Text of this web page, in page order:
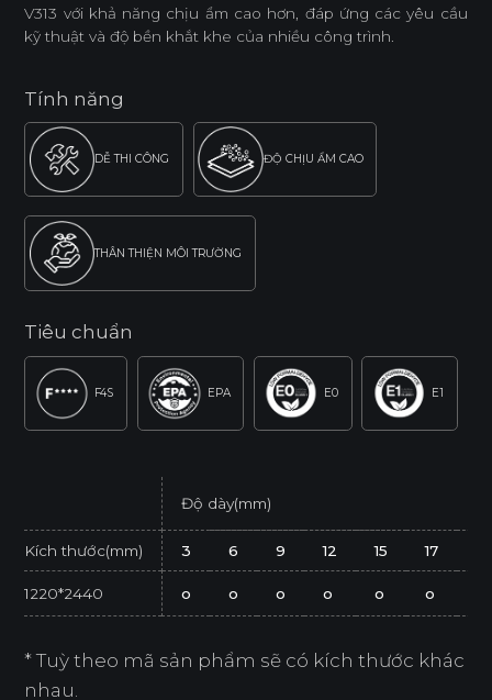
V313 với khả năng chịu ẩm cao hơn, đáp ứng các yêu cầu
kỹ thuật và độ bền khắt khe của nhiều công trình.
Tính năng
DỄ THI CÔNG ĐỘ CHỊU ẨM CAO
THÂN THIỆN MÔI TRƯỜNG
Tiêu chuẩn
F4S EPA E0 E1
Độ dày(mm)
Kích thước(mm) 3 6 9 12 15 17
1220*2440 o o o o o o
* Tuỳ theo mã sản phẩm sẽ có kích thước khác
nhau.